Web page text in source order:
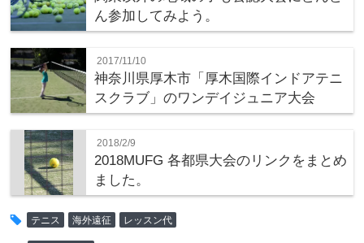
ん参加してみよう。
2017/11/10
神奈川県厚木市「厚木国際インドアテニ
スクラブ」のワンデイジュニア大会
2018/2/9
2018MUFG 各都県大会のリンクをまとめ
ました。
tag テニス 海外遠征 レッスン代